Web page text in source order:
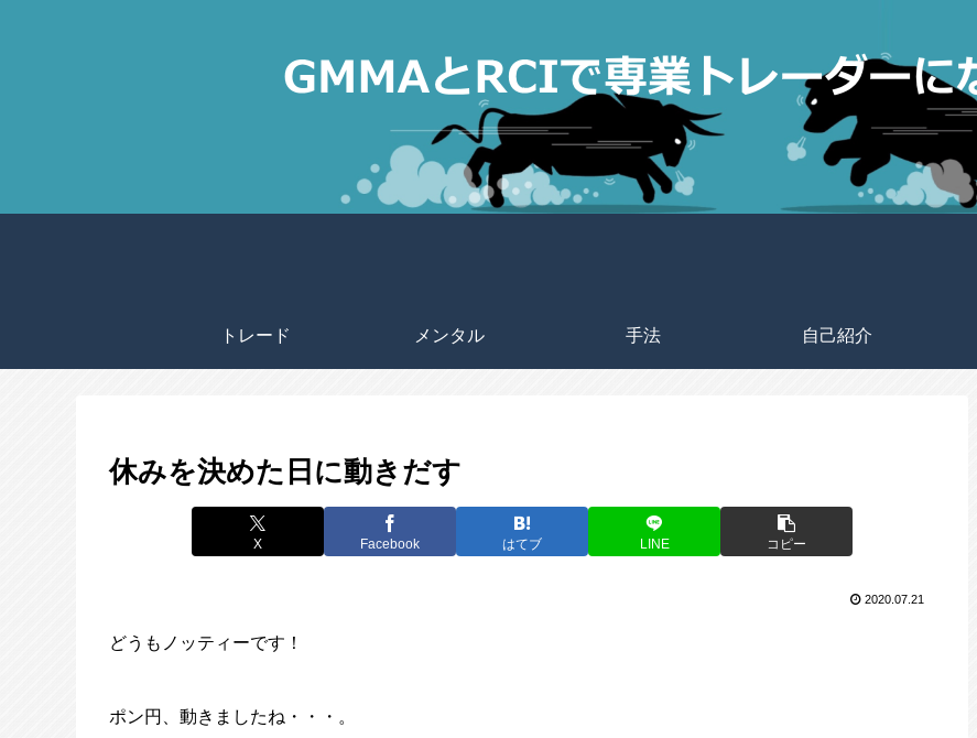
トレード メンタル 手法 自己紹介
休みを決めた日に動きだす
X Facebook はてブ LINE コピー
2020.07.21
どうもノッティーです！
ポン円、動きましたね・・・。